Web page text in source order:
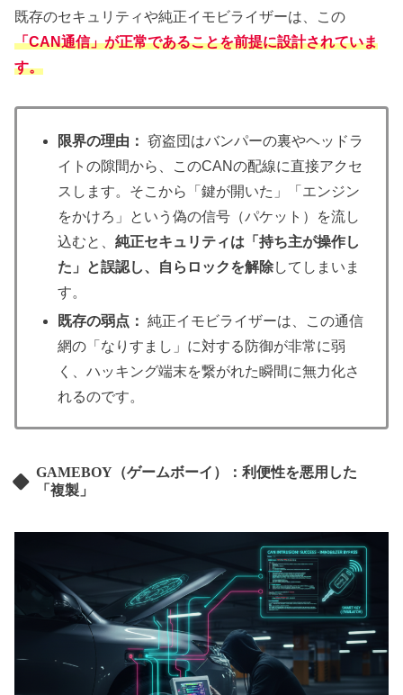
既存のセキュリティや純正イモビライザーは、この
「CAN通信」が正常であることを前提に設計されていま
す。
限界の理由： 窃盗団はバンパーの裏やヘッドラ
イトの隙間から、このCANの配線に直接アクセ
スします。そこから「鍵が開いた」「エンジン
をかけろ」という偽の信号（パケット）を流し
込むと、純正セキュリティは「持ち主が操作し
た」と誤認し、自らロックを解除してしまいま
す。
既存の弱点： 純正イモビライザーは、この通信
網の「なりすまし」に対する防御が非常に弱
く、ハッキング端末を繋がれた瞬間に無力化さ
れるのです。
GAMEBOY（ゲームボーイ）：利便性を悪用した
「複製」